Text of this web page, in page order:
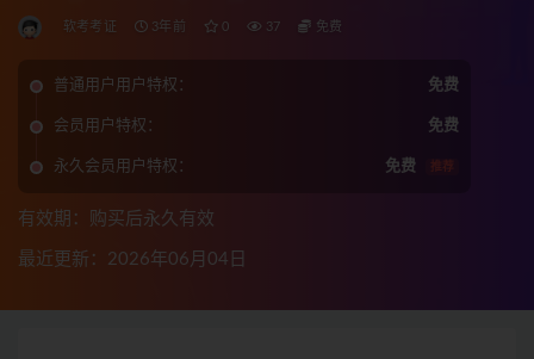
软考考证 3年前 0 37 免费
普通用户用户特权： 免费
会员用户特权： 免费
永久会员用户特权： 免费 推荐
有效期：购买后永久有效
最近更新：2026年06月04日